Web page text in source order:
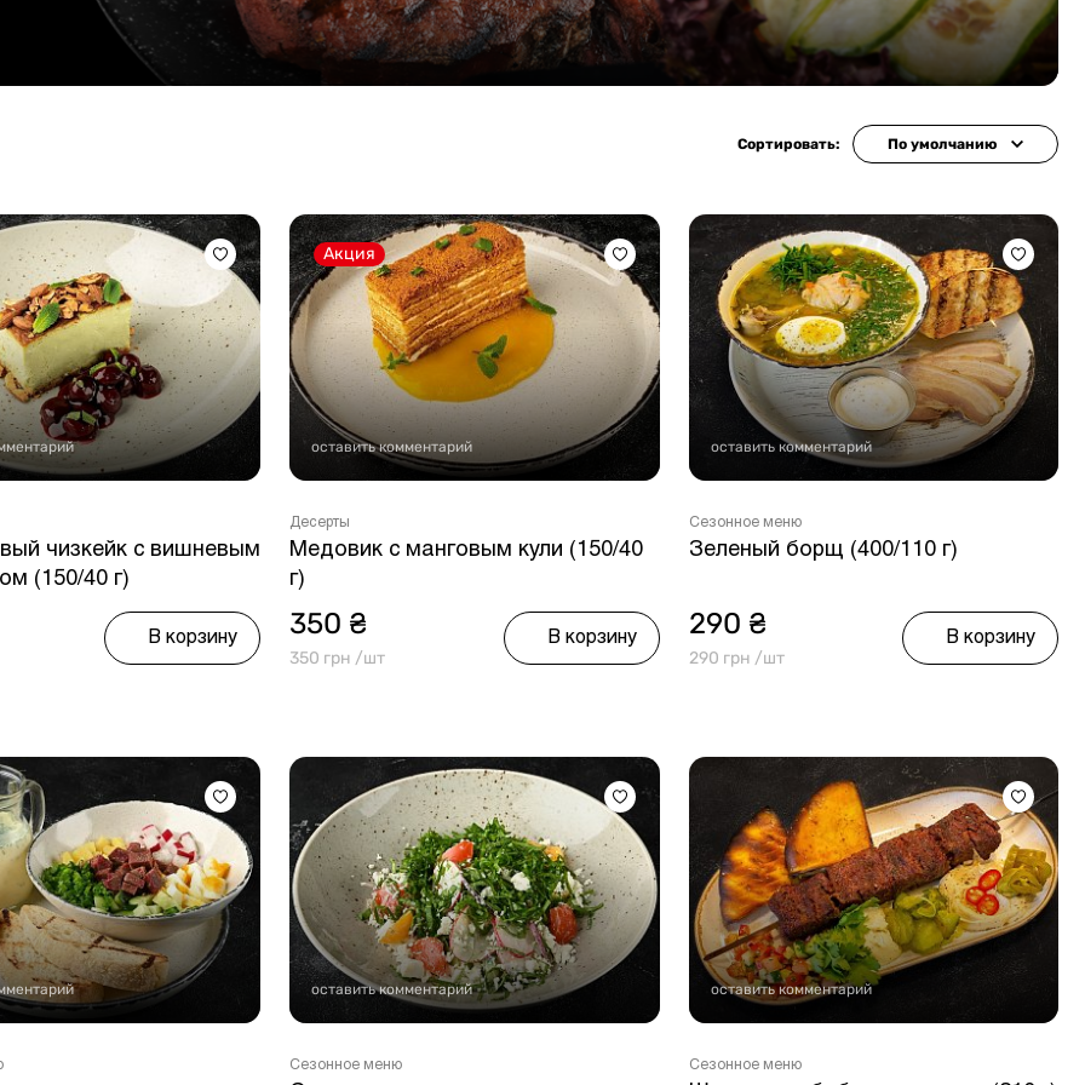
Стейки Клаб
Стейки Оссобуко
Стейки Спешл
Стейк Боксы
Сортировать: По умолчанию
чизкейк с вишневым
(150/40 г)
В корзину
Акция
оставить комментарий
Десерты
Медовик с манговым кули (150/40
г)
350 ₴
350 грн /шт
В корзину
оставить комментарий
Сезонное меню
Зеленый борщ (400/110 г)
290 ₴
290 грн /шт
В корзину
оставить комментарий
Сезонное меню
оставить комментарий
Сезонное меню